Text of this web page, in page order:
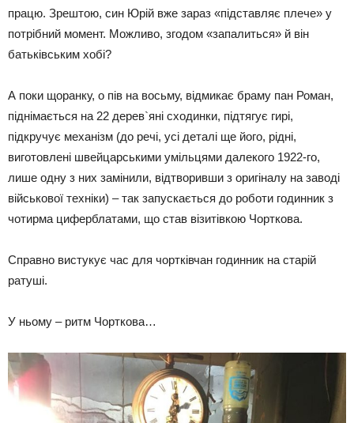
працю. Зрештою, син Юрій вже зараз «підставляє плече» у
потрібний момент. Можливо, згодом «запалиться» й він
батьківським хобі?
А поки щоранку, о пів на восьму, відмикає браму пан Роман,
піднімається на 22 дерев`яні сходинки, підтягує гирі,
підкручує механізм (до речі, усі деталі ще його, рідні,
виготовлені швейцарськими умільцями далекого 1922-го,
лише одну з них замінили, відтворивши з оригіналу на заводі
військової техніки) – так запускається до роботи годинник з
чотирма циферблатами, що став візитівкою Чорткова.
Справно вистукує час для чортківчан годинник на старій
ратуші.
У ньому – ритм Чорткова…